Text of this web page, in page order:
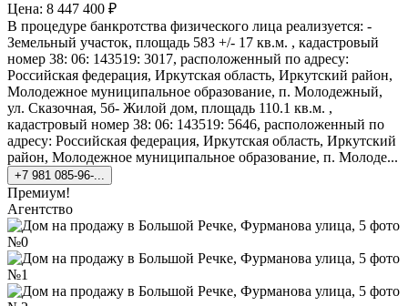
Цена: 8 447 400 ₽
В процедуре банкротства физического лица реализуется: -
Земельный участок, площадь 583 +/- 17 кв.м. , кадастровый
номер 38: 06: 143519: 3017, расположенный по адресу:
Российская федерация, Иркутская область, Иркутский район,
Молодежное муниципальное образование, п. Молодежный,
ул. Сказочная, 5б- Жилой дом, площадь 110.1 кв.м. ,
кадастровый номер 38: 06: 143519: 5646, расположенный по
адресу: Российская федерация, Иркутская область, Иркутский
район, Молодежное муниципальное образование, п. Молоде...
+7 981 085-96-...
Премиум!
Агентство